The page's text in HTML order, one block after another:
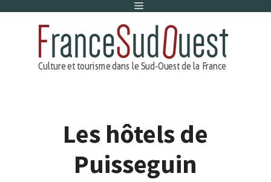
Menu
Les hôtels de
Puisseguin